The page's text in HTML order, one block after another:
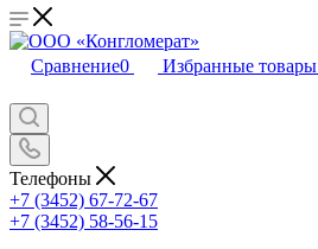
Сравнение0 Избранные товары
Телефоны
+7 (3452) 67-72-67
+7 (3452) 58-56-15